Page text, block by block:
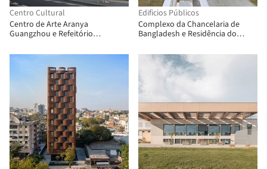
Centro Cultural
Centro de Arte Aranya
Guangzhou e Refeitório
Edificios Públicos
Complexo da Chancelaria de
Bangladesh e Residência do